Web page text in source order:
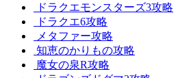
ドラクエモンスターズ3攻略
ドラクエ6攻略
メタファー攻略
知恵のかりもの攻略
魔女の泉R攻略